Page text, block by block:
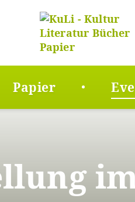
Papier